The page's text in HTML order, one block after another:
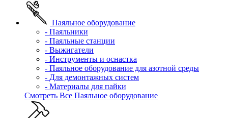
Паяльное оборудование
- Паяльники
- Паяльные станции
- Выжигатели
- Инструменты и оснастка
- Паяльное оборудование для азотной среды
- Для демонтажных систем
- Материалы для пайки
Смотреть Все Паяльное оборудование